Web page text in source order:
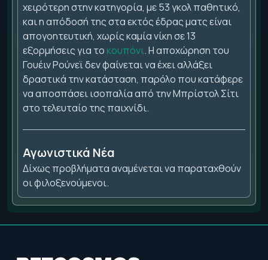
χειρότερη στην κατηγορία, με 53 γκολ παθητικό,
και η απόδοσή της στα εκτός έδρας ματς είναι
απογοητευτική, χωρίς καμία νίκη σε 13
εξορμήσεις για το κουπόνι. Η αποχώρηση του
Γουέιν Ρούνεϊ δεν φαίνεται να έχει αλλάξει
δραστικά την κατάσταση, παρόλο που κατάφερε
να αποσπάσει ισοπαλία από την Μπρίστολ Σίτι
στο τελευταίο της παιχνίδι.
Αγωνιστικά Νέα
Δίχως προβλήματα αναμένεται να παραταχθούν
οι φιλοξενούμενοι.